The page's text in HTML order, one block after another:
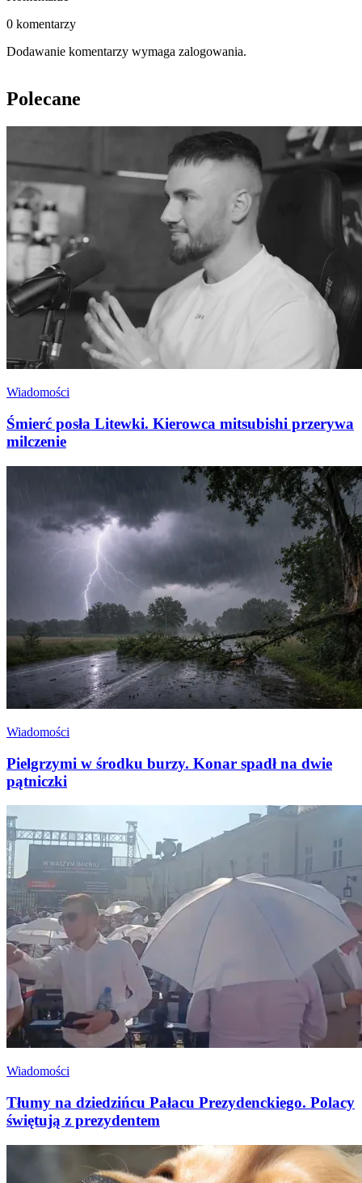
0 komentarzy
Dodawanie komentarzy wymaga zalogowania.
Polecane
Wiadomości
Śmierć posła Litewki. Kierowca mitsubishi przerywa
milczenie
Wiadomości
Pielgrzymi w środku burzy. Konar spadł na dwie
pątniczki
Wiadomości
Tłumy na dziedzińcu Pałacu Prezydenckiego. Polacy
świętują z prezydentem